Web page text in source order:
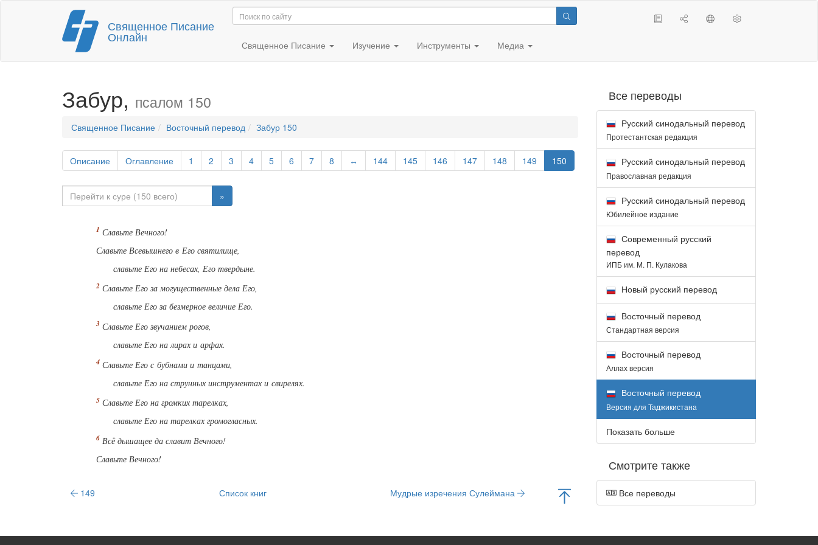
Перейти
к
содержимому
Священное Писание
Онлайн
Священное Писание Изучение Инструменты Медиа
Забур, псалом 150
Священное Писание Восточный перевод Забур 150
Описание Оглавление 1 2 3 4 5 6 7 8 ↔ 144 145 146 147 148 149 150
»
Славьте Вечного!
Славьте Всевышнего в Его святилище,
славьте Его на небесах, Его твердыне.
Славьте Его за могущественные дела Его,
славьте Его за безмерное величие Его.
Славьте Его звучанием рогов,
славьте Его на лирах и арфах.
Славьте Его с бубнами и танцами,
славьте Его на струнных инструментах и свирелях.
Славьте Его на громких тарелках,
славьте Его на тарелках громогласных.
Всё дышащее да славит Вечного!
Славьте Вечного!
149 Список книг Мудрые изречения Сулеймана
Все переводы
Русский синодальный перевод
Протестантская редакция
Русский синодальный перевод
Православная редакция
Русский синодальный перевод
Юбилейное издание
Современный русский
перевод
ИПБ им. М. П. Кулакова
Новый русский перевод
Восточный перевод
Стандартная версия
Восточный перевод
Аллах версия
Восточный перевод
Версия для Таджикистана
Показать больше
Смотрите также
Все переводы